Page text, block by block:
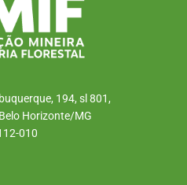
194, sl 801,
Horizonte/MG
010